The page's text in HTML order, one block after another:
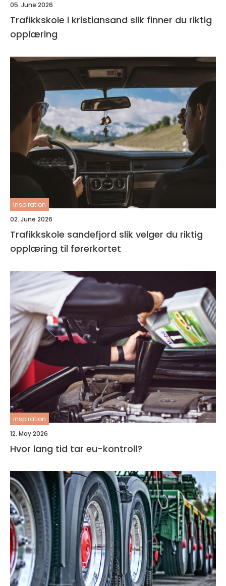
05. June 2026
Trafikkskole i kristiansand slik finner du riktig
opplæring
inspiration
02. June 2026
Trafikkskole sandefjord slik velger du riktig
opplæring til førerkortet
inspiration
12. May 2026
Hvor lang tid tar eu-kontroll?